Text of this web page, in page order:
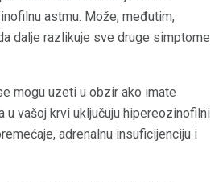
astmu. Može, međutim,
dalje razlikuje sve druge simptome
mogu uzeti u obzir ako imate
u vašoj krvi uključuju hipereozinofilni
adrenalnu insuficijenciju i